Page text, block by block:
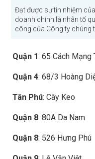
Đạt được sự tín nhiệm
doanh chính là nhân tố
công của Công ty chúng
Quận 1: 65 Cách Mạng
Quận 4: 68/3 Hoàng
Tân Phú: Cây Keo
Quận 8: 80A Da Nam
Quận 8: 526 Hưng Phú